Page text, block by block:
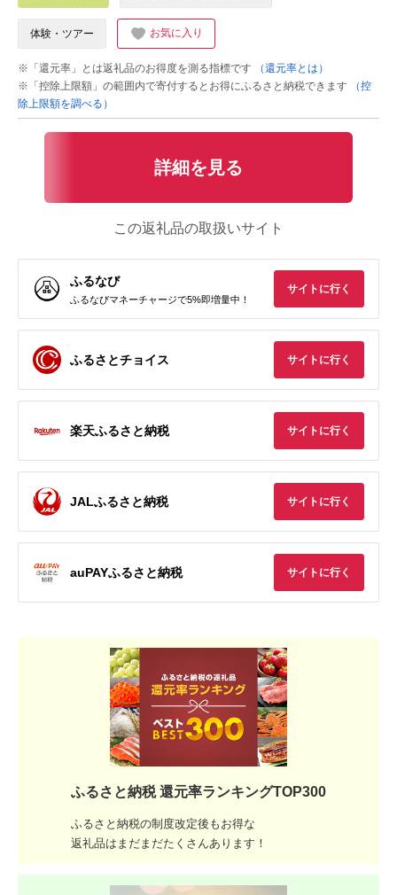
体験・ツアー お気に入り
※「還元率」とは返礼品のお得度を測る指標です
（還元率とは）
※「控除上限額」の範囲内で寄付するとお得にふるさと納税できます
（控
除上限額を調べる）
詳細を見る
この返礼品の取扱いサイト
ふるなび
ふるなびマネーチャージで5%即増量中！
サイトに行く
ふるさとチョイス サイトに行く
楽天ふるさと納税 サイトに行く
JALふるさと納税 サイトに行く
auPAYふるさと納税 サイトに行く
ふるさと納税 還元率ランキングTOP300
ふるさと納税の制度改定後もお得な
返礼品はまだまだたくさんあります！